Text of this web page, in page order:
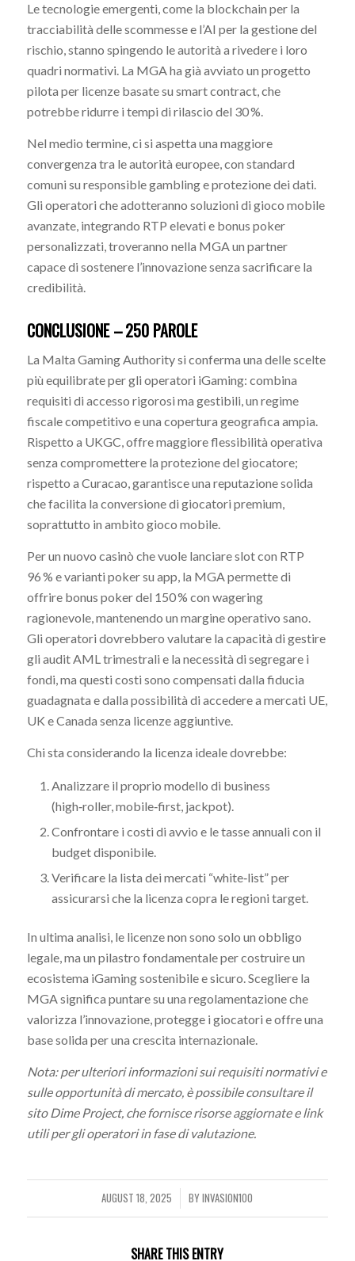
Le tecnologie emergenti, come la blockchain per la
tracciabilità delle scommesse e l’AI per la gestione del
rischio, stanno spingendo le autorità a rivedere i loro
quadri normativi. La MGA ha già avviato un progetto
pilota per licenze basate su smart contract, che
potrebbe ridurre i tempi di rilascio del 30 %.
Nel medio termine, ci si aspetta una maggiore
convergenza tra le autorità europee, con standard
comuni su responsible gambling e protezione dei dati.
Gli operatori che adotteranno soluzioni di gioco mobile
avanzate, integrando RTP elevati e bonus poker
personalizzati, troveranno nella MGA un partner
capace di sostenere l’innovazione senza sacrificare la
credibilità.
CONCLUSIONE – 250 PAROLE
La Malta Gaming Authority si conferma una delle scelte
più equilibrate per gli operatori iGaming: combina
requisiti di accesso rigorosi ma gestibili, un regime
fiscale competitivo e una copertura geografica ampia.
Rispetto a UKGC, offre maggiore flessibilità operativa
senza compromettere la protezione del giocatore;
rispetto a Curacao, garantisce una reputazione solida
che facilita la conversione di giocatori premium,
soprattutto in ambito gioco mobile.
Per un nuovo casinò che vuole lanciare slot con RTP
96 % e varianti poker su app, la MGA permette di
offrire bonus poker del 150 % con wagering
ragionevole, mantenendo un margine operativo sano.
Gli operatori dovrebbero valutare la capacità di gestire
gli audit AML trimestrali e la necessità di segregare i
fondi, ma questi costi sono compensati dalla fiducia
guadagnata e dalla possibilità di accedere a mercati UE,
UK e Canada senza licenze aggiuntive.
Chi sta considerando la licenza ideale dovrebbe:
Analizzare il proprio modello di business
(high‑roller, mobile‑first, jackpot).
Confrontare i costi di avvio e le tasse annuali con il
budget disponibile.
Verificare la lista dei mercati “white‑list” per
assicurarsi che la licenza copra le regioni target.
In ultima analisi, le licenze non sono solo un obbligo
legale, ma un pilastro fondamentale per costruire un
ecosistema iGaming sostenibile e sicuro. Scegliere la
MGA significa puntare su una regolamentazione che
valorizza l’innovazione, protegge i giocatori e offre una
base solida per una crescita internazionale.
Nota: per ulteriori informazioni sui requisiti normativi e
sulle opportunità di mercato, è possibile consultare il
sito Dime Project, che fornisce risorse aggiornate e link
utili per gli operatori in fase di valutazione.
AUGUST 18, 2025
/ BYINVASION100
SHARE THIS ENTRY